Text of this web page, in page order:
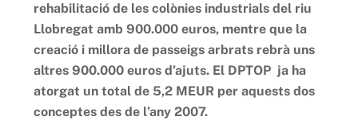
rehabilitació de les colònies industrials del riu
Llobregat amb 900.000 euros, mentre que la
creació i millora de passeigs arbrats rebrà uns
altres 900.000 euros d’ajuts. El DPTOP ja ha
atorgat un total de 5,2 MEUR per aquests dos
conceptes des de l’any 2007.